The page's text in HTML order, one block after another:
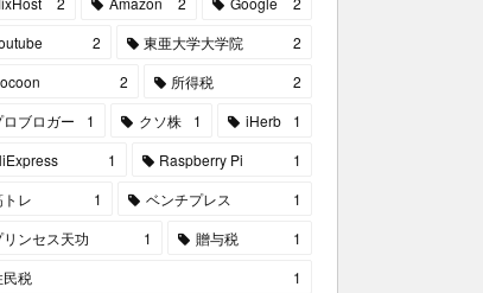
2 東亜大学大学院
2
2 所得税
2
ロブロガー
1 クソ株 1 iHerb
1
1 Raspberry Pi
1
レ
1 ベンチプレス
1
リンセス天功
1 贈与税
1
税
1